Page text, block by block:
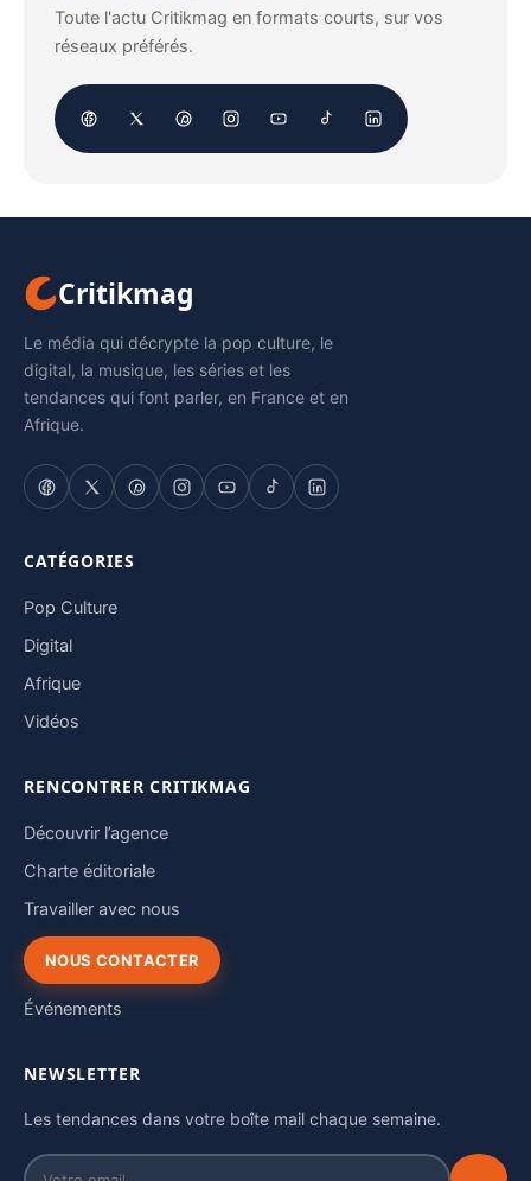
Toute l'actu Critikmag en formats courts, sur vos
réseaux préférés.
Critikmag
Le média qui décrypte la pop culture, le
digital, la musique, les séries et les
tendances qui font parler, en France et en
Afrique.
CATÉGORIES
Pop Culture
Digital
Afrique
Vidéos
RENCONTRER CRITIKMAG
Découvrir l’agence
Charte éditoriale
Travailler avec nous
NOUS CONTACTER
Événements
NEWSLETTER
Les tendances dans votre boîte mail chaque semaine.